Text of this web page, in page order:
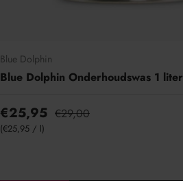
Blue Dolphin
Blue Dolphin Onderhoudswas 1 liter
€25,95 €29,00
Eenheid prijs
€25,95 / l